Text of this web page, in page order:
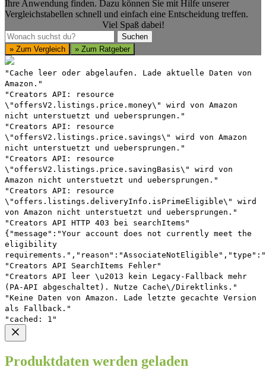
Ihre Anwendung finden. Dazu können Sie mit Hilfe unserer
Vergleichstabellen schnell und einfach eine Entscheidung treffen.
Viel Spaß dabei!
Suchen
Suchen
» Zum Vergleich
» Zum Ratgeber
"Cache leer oder abgelaufen. Lade aktuelle Daten von
Amazon."
"Creators API: resource
\"offersV2.listings.price.money\" wird von Amazon
nicht unterstuetzt und uebersprungen."
"Creators API: resource
\"offersV2.listings.price.savings\" wird von Amazon
nicht unterstuetzt und uebersprungen."
"Creators API: resource
\"offersV2.listings.price.savingBasis\" wird von
Amazon nicht unterstuetzt und uebersprungen."
"Creators API: resource
\"offers.listings.deliveryInfo.isPrimeEligible\" wird
von Amazon nicht unterstuetzt und uebersprungen."
"Creators API HTTP 403 bei searchItems"
{"message":"Your account does not currently meet the
eligibility
"Creators API SearchItems Fehler"
"Creators API leer \u2013 kein Legacy-Fallback mehr
(PA-API abgeschaltet). Nutze Cache\/Direktlinks."
"Keine Daten von Amazon. Lade letzte gecachte Version
als Fallback."
"cached: 1"
Produktdaten werden geladen